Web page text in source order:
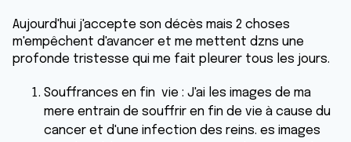
Aujourd'hui j'accepte son décès mais 2 choses
m'empêchent d'avancer et me mettent dzns une
profonde tristesse qui me fait pleurer tous les jours.
Souffrances en fin vie : J'ai les images de ma
mere entrain de souffrir en fin de vie à cause du
cancer et d'une infection des reins. es images